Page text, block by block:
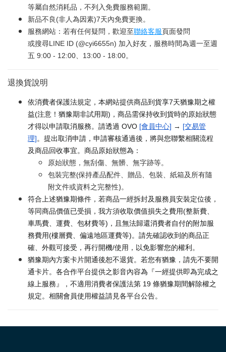
等屬自然消耗品，不列入免費服務範圍。
新品不良(非人為因素)7天內免費更換。
服務網站：若有任何疑問，歡迎至聯絡客服頁面發問
或搜尋LINE ID (@cyi6655n) 加入好友，服務時間為週一至週
五 9:00 - 12:00、13:00 - 18:00。
退換貨說明
依消費者保護法規定，本網站提供商品到貨享7天猶豫期之權
益(注意！猶豫期非試用期)，商品需保持收到貨時的原始狀態
才得以申請取消服務。請透過 OVO [會員中心] → [交易管
理]。提出取消申請，申請審核通過後，將與您聯繫相關流程
及商品回收事宜。商品原始狀態為：
原始狀態，無刮傷、無髒、無字跡等。
包裝完整(保持產品配件、贈品、包裝、紙箱及所有隨
附文件或資料之完整性)。
符合上述猶豫期條件，若商品一經拆封及服務員安裝定位後，
等同商品價值已受損，我方須收取價值損失之費用(整新費、
車馬費、運費、包材費等)，且無法歸還消費者自付的附加服
務費用(樓層費、偏遠地區運費等)。請先確認收到的商品正
確、外觀可接受，再行開機/使用，以免影響您的權利。
猶豫期內方案卡片開通後恕不退貨。若您有猶豫，請先不要開
通卡片。各合作平台提供之影音內容為『一經提供即為完成之
線上服務』，不適用消費者保護法第 19 條猶豫期間解除權之
規定。相關會員使用權益請見各平台公告。